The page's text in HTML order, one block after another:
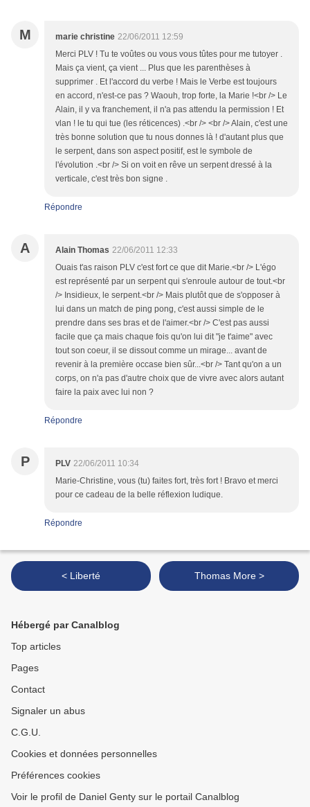
M marie christine 22/06/2011 12:59
Merci PLV ! Tu te voûtes ou vous vous tûtes pour me tutoyer .
Mais ça vient, ça vient ... Plus que les parenthèses à
supprimer . Et l'accord du verbe ! Mais le Verbe est toujours
en accord, n'est-ce pas ? Waouh, trop forte, la Marie !<br /> Le
Alain, il y va franchement, il n'a pas attendu la permission ! Et
vlan ! le tu qui tue (les réticences) .<br /> <br /> Alain, c'est une
très bonne solution que tu nous donnes là ! d'autant plus que
le serpent, dans son aspect positif, est le symbole de
l'évolution .<br /> Si on voit en rêve un serpent dressé à la
verticale, c'est très bon signe .
Répondre
A Alain Thomas 22/06/2011 12:33
Ouais t'as raison PLV c'est fort ce que dit Marie.<br /> L'égo
est représenté par un serpent qui s'enroule autour de tout.<br
/> Insidieux, le serpent.<br /> Mais plutôt que de s'opposer à
lui dans un match de ping pong, c'est aussi simple de le
prendre dans ses bras et de l'aimer.<br /> C'est pas aussi
facile que ça mais chaque fois qu'on lui dit "je t'aime" avec
tout son coeur, il se dissout comme un mirage... avant de
revenir à la première occase bien sûr...<br /> Tant qu'on a un
corps, on n'a pas d'autre choix que de vivre avec alors autant
faire la paix avec lui non ?
Répondre
P PLV 22/06/2011 10:34
Marie-Christine, vous (tu) faites fort, très fort ! Bravo et merci
pour ce cadeau de la belle réflexion ludique.
Répondre
< Liberté Thomas More >
Hébergé par Canalblog
Top articles
Pages
Contact
Signaler un abus
C.G.U.
Cookies et données personnelles
Préférences cookies
Voir le profil de Daniel Genty sur le portail Canalblog